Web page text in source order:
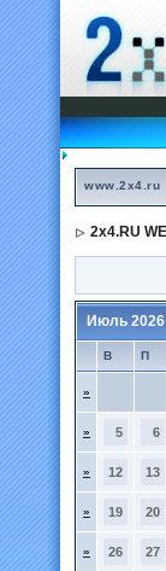
www.2x4.ru
2x4.RU
Июль 2026
В П
»
» 5 6
» 12 13
» 19 20
» 26 27